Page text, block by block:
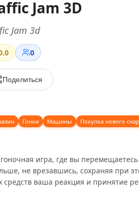
Jam 3D
Jam 3d
0
Поделиться
Гонки Машины Покупка нового
игра, где вы
не врезавшись, сохраняя при
средств ваша реакция и принятие